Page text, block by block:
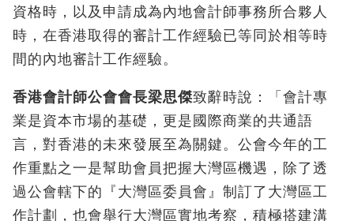
資格時，以及申請成為內地會計師事務所合夥人
時，在香港取得的審計工作經驗已等同於相等時
間的內地審計工作經驗。
香港會計師公會會長梁思傑致辭時說：「會計專
業是資本市場的基礎，更是國際商業的共通語
言，對香港的未來發展至為關鍵。公會今年的工
作重點之一是幫助會員把握大灣區機遇，除了透
過公會轄下的『大灣區委員會』制訂了大灣區工
作計劃，也會舉行大灣區實地考察，積極搭建溝